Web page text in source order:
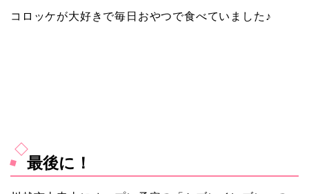
コロッケが大好きで毎日おやつで食べていました♪
最後に！